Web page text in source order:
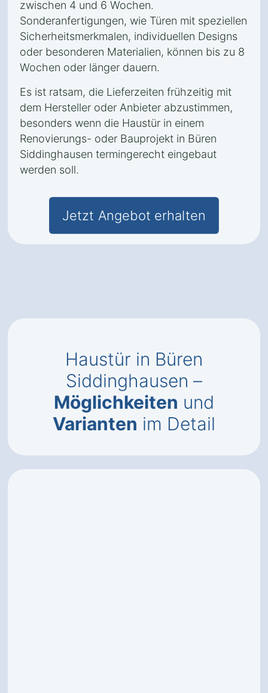
zwischen 4 und 6 Wochen.
Sonderanfertigungen, wie Türen mit speziellen
Sicherheitsmerkmalen, individuellen Designs
oder besonderen Materialien, können bis zu 8
Wochen oder länger dauern.
Es ist ratsam, die Lieferzeiten frühzeitig mit
dem Hersteller oder Anbieter abzustimmen,
besonders wenn die Haustür in einem
Renovierungs- oder Bauprojekt in Büren
Siddinghausen termingerecht eingebaut
werden soll.
Jetzt Angebot erhalten
Haustür in Büren
Siddinghausen –
Möglichkeiten und
Varianten im Detail